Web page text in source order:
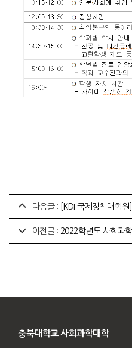
다음글 : [KDI 국제정책대학원] 2023학
이전글 : 2022학년도 사회과학대학
충북대학교 사회과학대학